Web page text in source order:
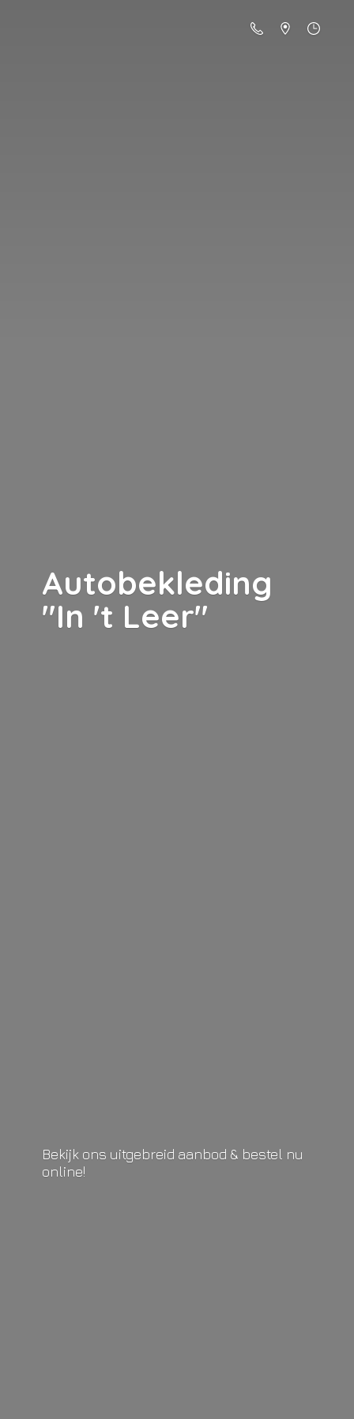
Autobekleding
"In 't Leer"
Bekijk ons uitgebreid aanbod & bestel nu
online!